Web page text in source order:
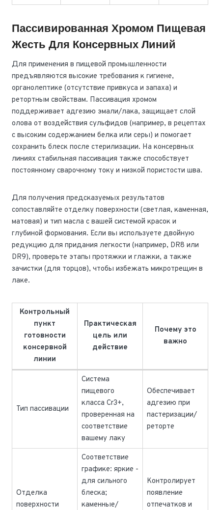
Пассивированная Хромом Пищевая
Жесть Для Консервных Линий
Для применения в пищевой промышленности
предъявляются высокие требования к гигиене,
органолептике (отсутствие привкуса и запаха) и
ретортным свойствам. Пассивация хромом
поддерживает адгезию эмали/лака, защищает слой
олова от воздействия сульфидов (например, в рецептах
с высоким содержанием белка или серы) и помогает
сохранить блеск после стерилизации. На консервных
линиях стабильная пассивация также способствует
постоянному сварочному току и низкой пористости шва.
Для получения предсказуемых результатов
сопоставляйте отделку поверхности (светлая, каменная,
матовая) и тип масла с вашей системой красок и
глубиной формования. Если вы используете двойную
редукцию для придания легкости (например, DR8 или
DR9), проверьте этапы протяжки и глажки, а также
зачистки (для торцов), чтобы избежать микротрещин в
лаке.
Контрольный
пункт
готовности
консервной
линии
Практическая
цель или
действие
Почему это
важно
Тип пассивации
Система
пищевого
класса Cr3+,
проверенная на
соответствие
вашему лаку
Обеспечивает
адгезию при
пастеризации/
реторте
Отделка
поверхности
Соответствие
графике: яркие -
для сильного
блеска;
каменные/
Контролирует
появление
отпечатков и